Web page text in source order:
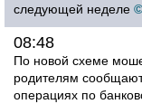
следующей неделе ©
08:48
По новой схеме
родителям
операциях по